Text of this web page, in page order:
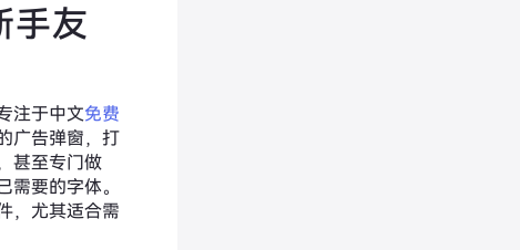
手友
注于中文免费
广告弹窗，打
甚至专门做
要的字体。
，尤其适合需